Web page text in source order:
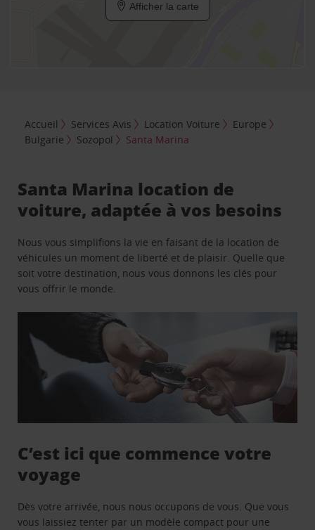
Afficher la carte
Accueil Services Avis Location Voiture
Europe
Bulgarie
Sozopol Santa Marina
Santa Marina location de
voiture, adaptée à vos besoins
Nous vous simplifions la vie en faisant de la location de
véhicules un moment de liberté et de plaisir. Quelle que
soit votre destination, nous vous donnons les clés pour
vous offrir le monde.
C’est ici que commence votre
voyage
Dès votre arrivée, nous nous occupons de vous. Que vous
vous laissiez tenter par un modèle compact pour une